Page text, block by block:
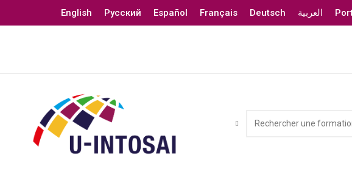
English Русский Español Français Deutsch العربية